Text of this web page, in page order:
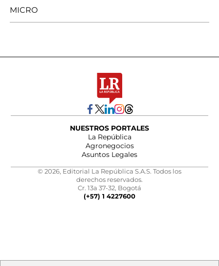
MICRO
NUESTROS PORTALES
La República
Agronegocios
Asuntos Legales
© 2026, Editorial La República S.A.S. Todos los
derechos reservados.
Cr. 13a 37-32, Bogotá
(+57) 1 4227600